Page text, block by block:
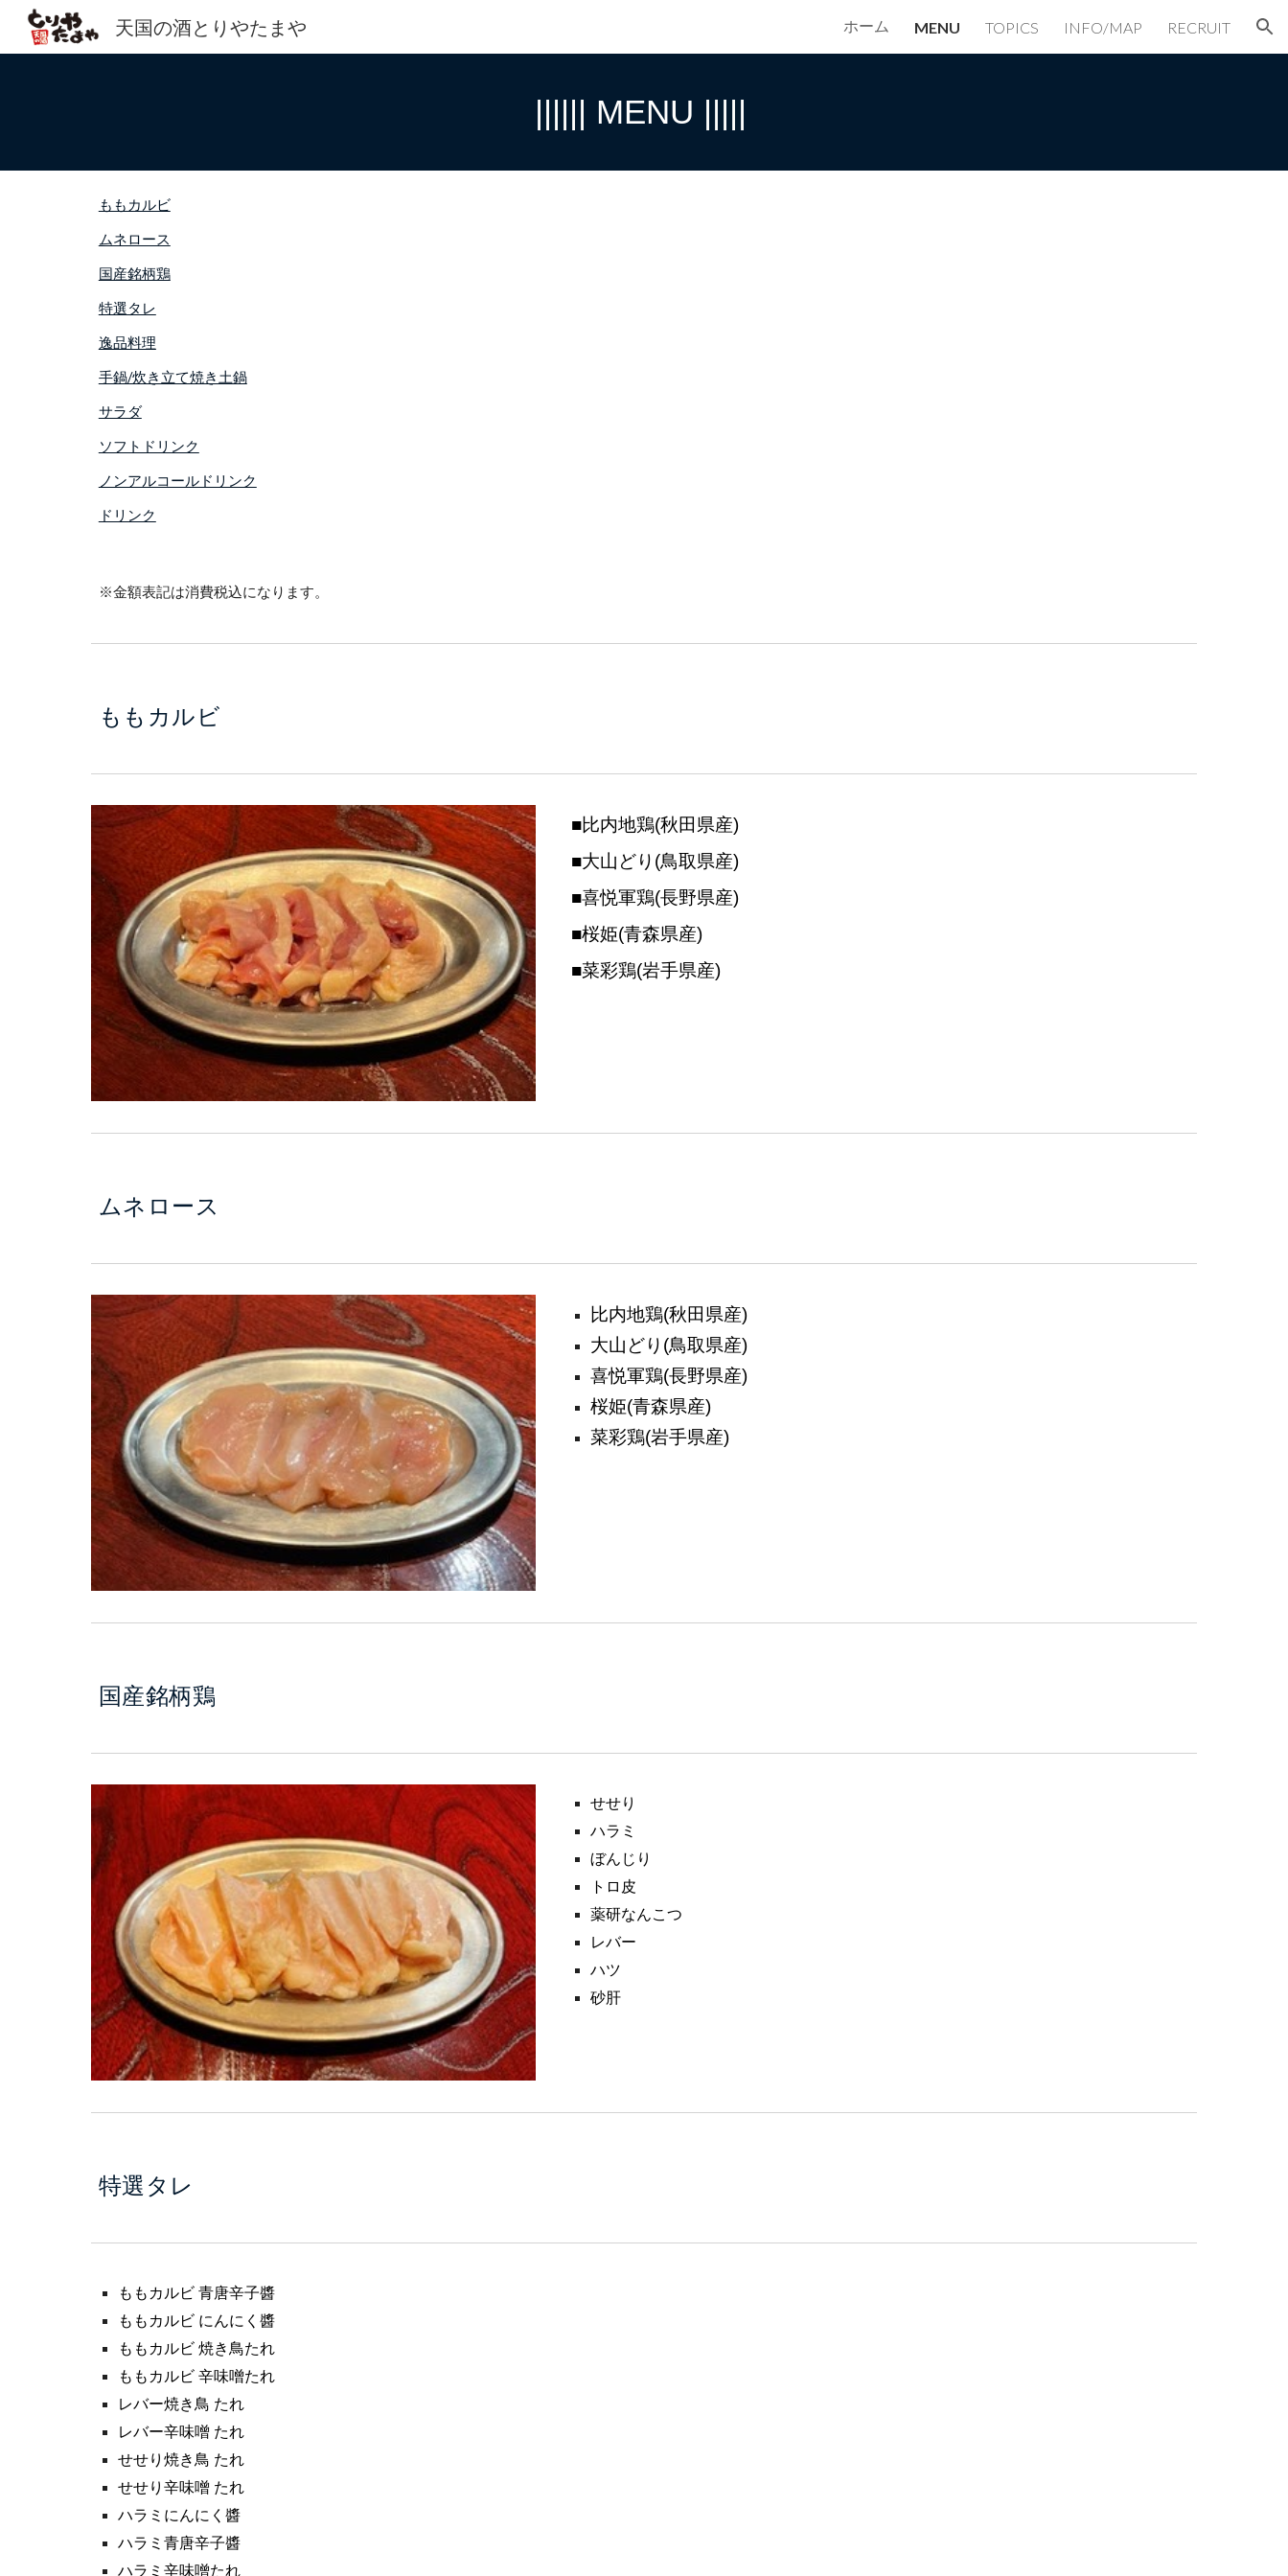
Skip to navigation
天国の酒とりやたまや ホーム MENU TOPICS INFO/MAP RECRUIT
|||||| MENU |||||
ももカルビ
ムネロース
国産銘柄鶏
特選タレ
逸品料理
手鍋/炊き立て焼き土鍋
サラダ
ソフトドリンク
ノンアルコールドリンク
ドリンク
※金額表記は消費税込になります。
ももカルビ
■比内地鶏(秋田県産)
■大山どり(鳥取県産)
■喜悦軍鶏(長野県産)
■桜姫(青森県産)
■菜彩鶏(岩手県産)
ムネロース
比内地鶏(秋田県産)
大山どり(鳥取県産)
喜悦軍鶏(長野県産)
桜姫(青森県産)
菜彩鶏(岩手県産)
国産銘柄鶏
せせり
ハラミ
ぼんじり
トロ皮
薬研なんこつ
レバー
ハツ
砂肝
特選タレ
ももカルビ 青唐辛子醬
ももカルビ にんにく醬
ももカルビ 焼き鳥たれ
ももカルビ 辛味噌たれ
レバー焼き鳥 たれ
レバー辛味噌 たれ
せせり焼き鳥 たれ
せせり辛味噌 たれ
ハラミにんにく醬
ハラミ青唐辛子醬
ハラミ辛味噌たれ